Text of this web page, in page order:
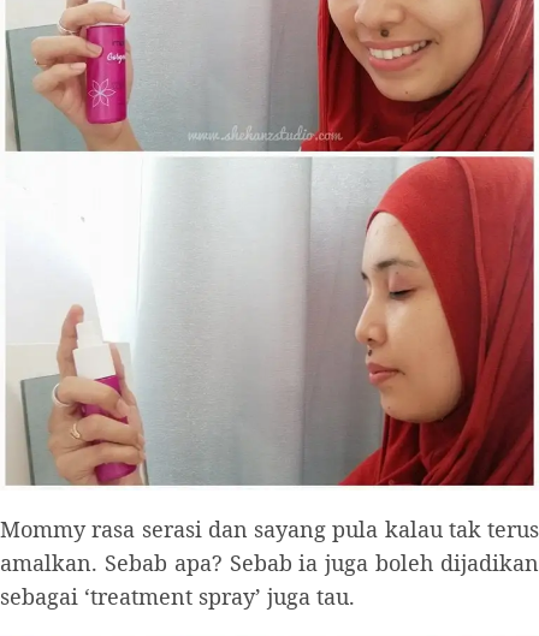
Mommy rasa serasi dan sayang pula kalau tak terus
amalkan. Sebab apa? Sebab ia juga boleh dijadikan
sebagai ‘treatment spray’ juga tau.